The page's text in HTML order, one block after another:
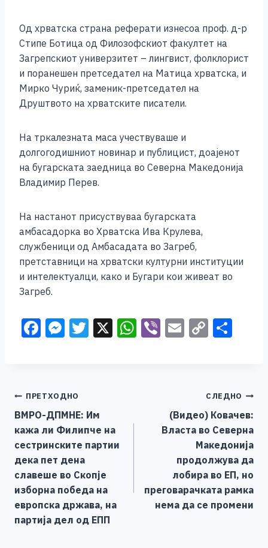
Од хрватска страна реферати изнесоа проф. д-р
Стипе Ботица од Филозофскиот факултет на
Загрепскиот универзитет – лингвист, фолклорист
и поранешен претседател на Матица хрватска, и
Мирко Чуриќ, заменик-претседател на
Друштвото на хрватските писатели.
На тркалезната маса учествуваше и
долгогодишниот новинар и публицист, доајенот
на бугарската заедница во Северна Македонија
Владимир Перев.
На настанот присуствуваа бугарската
амбасадорка во Хрватска Ива Крулева,
службеници од Амбасадата во Загреб,
претставници на хрватски културни институции
и интелектуалци, како и Бугари кои живеат во
Загреб.
F
b
o
o
k
M
n
g
er
T X W Vi E C
Li
n
k
Навигација
на
напис
ПРЕТХОДНО
ВМРО-ДПМНЕ: Им
кажа ли Филипче на
сестринските партии
дека пет дена
славеше во Скопје
изборна победа на
европска држава, на
партија дел од ЕПП
СЛЕДНО
(Видео) Ковачев:
Власта во Северна
Македонија
продолжува да
лобира во ЕП, но
преговарачката рамка
нема да се промени